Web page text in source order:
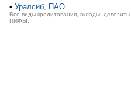
• Уралсиб, ПАО
Все виды кредитования, вклады, депозиты,
ПИФЫ.